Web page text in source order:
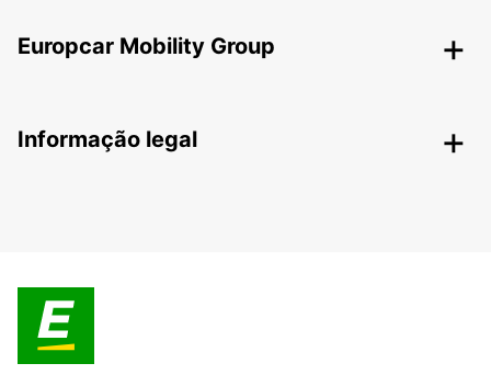
Europcar Mobility Group
Informação legal